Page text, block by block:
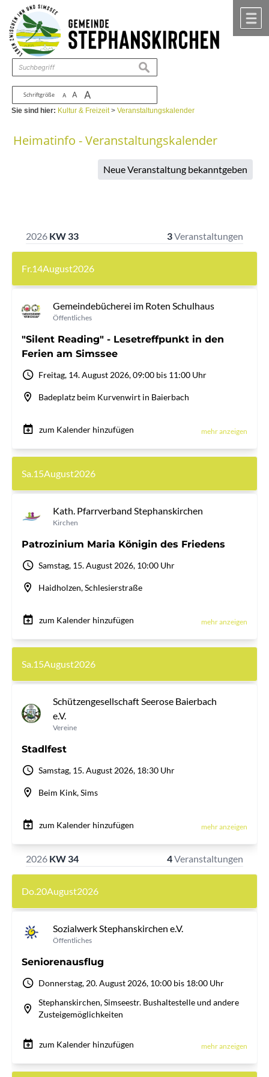
Zum Inhalt ,zur Navigation
Schriftgröße A A A
suchen
Sie sind hier: Kultur & Freizeit>Veranstaltungskalender
Heimatinfo - Veranstaltungskalender